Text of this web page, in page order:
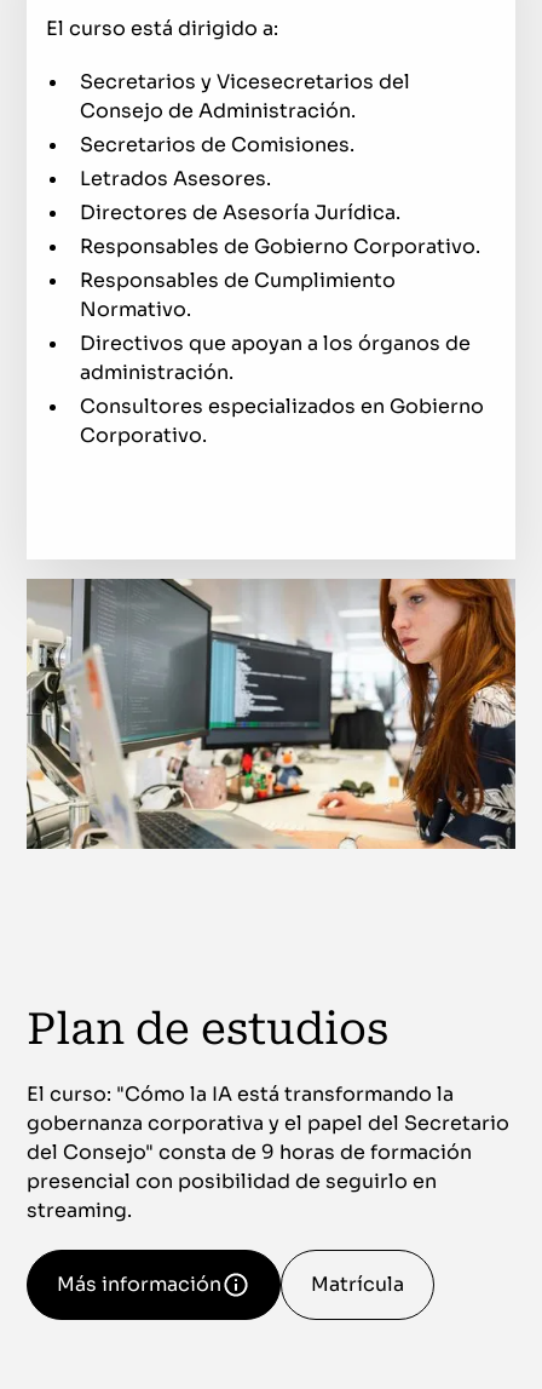
El curso está dirigido a:
Secretarios y Vicesecretarios del
Consejo de Administración.
Secretarios de Comisiones.
Letrados Asesores.
Directores de Asesoría Jurídica.
Responsables de Gobierno Corporativo.
Responsables de Cumplimiento
Normativo.
Directivos que apoyan a los órganos de
administración.
Consultores especializados en Gobierno
Corporativo.
Plan de estudios
El curso: "Cómo la IA está transformando la
gobernanza corporativa y el papel del Secretario
del Consejo" consta de 9 horas de formación
presencial con posibilidad de seguirlo en
streaming.
Más información Matrícula